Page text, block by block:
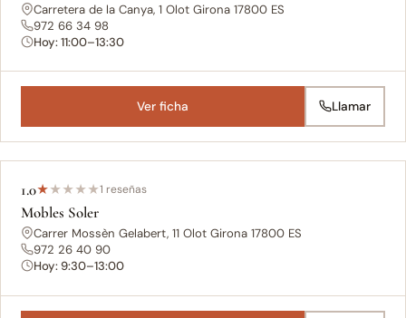
Carretera de la Canya, 1 Olot Girona 17800 ES
972 66 34 98
Hoy: 11:00–13:30
Ver ficha Llamar
1.0★★★★★1 reseñas
Mobles Soler
Carrer Mossèn Gelabert, 11 Olot Girona 17800 ES
972 26 40 90
Hoy: 9:30–13:00